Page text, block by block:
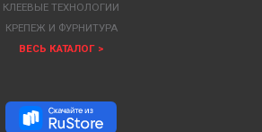
КЛЕЕВЫЕ ТЕХНОЛОГИИ
КРЕПЕЖ И ФУРНИТУРА
ВЕСЬ КАТАЛОГ >